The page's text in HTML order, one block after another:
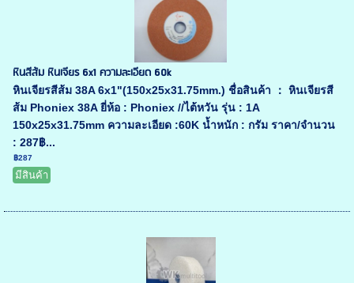
หินสีส้ม หินเจียร 6x1 ความละเอียด 60k
หินเจียรสีส้ม 38A 6x1"(150x25x31.75mm.) ชื่อสินค้า ： หินเจียรสี
ส้ม Phoniex 38A ยี่ห้อ : Phoniex //ไต้หวัน รุ่น : 1A
150x25x31.75mm ความละเอียด :60K น้ำหนัก : กรัม ราคา/จำนวน
: 287฿...
฿287
มีสินค้า